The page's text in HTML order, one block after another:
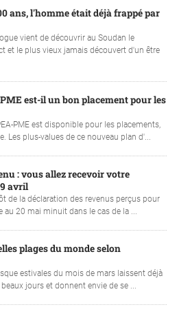
ans, l'homme était déjà frappé par
vient de découvrir au Soudan le
et le plus vieux jamais découvert d'un être
est-il un bon placement pour les
PME est disponible pour les placements,
Les plus-values de ce nouveau plan d'...
: vous allez recevoir votre
avril
de la déclaration des revenus perçus pour
au 20 mai minuit dans le cas de la ...
plages du monde selon
estivales du mois de mars laissent déjà
jours et donnent envie de se ...